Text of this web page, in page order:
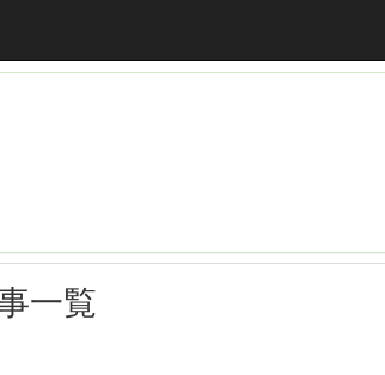
一覧